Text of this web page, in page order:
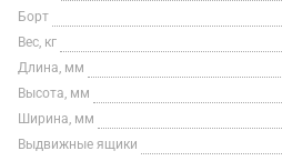
Борт
Вес, кг
Длина, мм
Высота, мм
Ширина, мм
Выдвижные ящики